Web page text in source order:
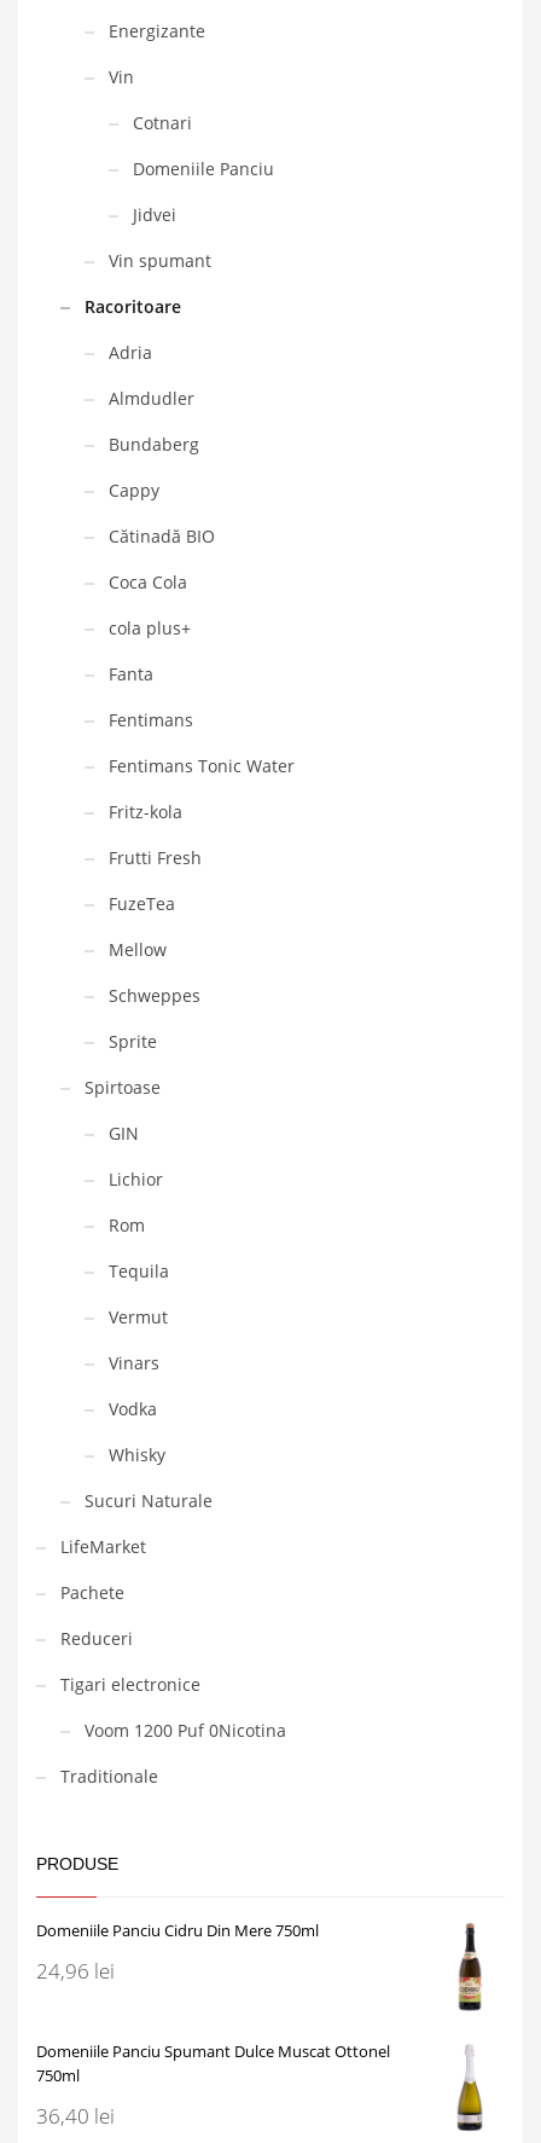
Energizante
Vin
Cotnari
Domeniile Panciu
Jidvei
Vin spumant
Racoritoare
Adria
Almdudler
Bundaberg
Cappy
Cătinadă BIO
Coca Cola
cola plus+
Fanta
Fentimans
Fentimans Tonic Water
Fritz-kola
Frutti Fresh
FuzeTea
Mellow
Schweppes
Sprite
Spirtoase
GIN
Lichior
Rom
Tequila
Vermut
Vinars
Vodka
Whisky
Sucuri Naturale
LifeMarket
Pachete
Reduceri
Tigari electronice
Voom 1200 Puf 0Nicotina
Traditionale
PRODUSE
Domeniile Panciu Cidru Din Mere 750ml
24,96 lei
Domeniile Panciu Spumant Dulce Muscat Ottonel
750ml
36,40 lei